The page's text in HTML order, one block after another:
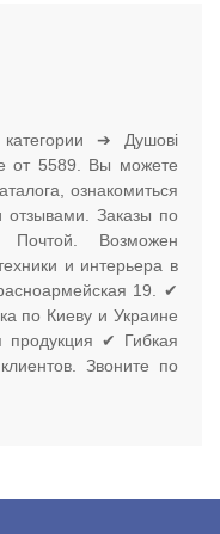
➔ Душові
от 5589. Вы можете
ознакомиться
отзывами. Заказы по
Почтой. Возможен
и интерьера в
19. ✔
по Киеву и Украине
✔ Гибкая
Звоните по